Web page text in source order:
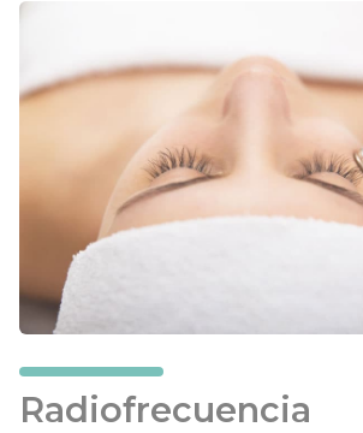
la piel. También permite reducir las
en la frente, alrededor de los ojos y en
y ayudar a disminuir la apariencia de
cuello y levantar las cejas caídas.
En Clínica Médica Vega disponemos de
experiencia enrejuvenecimiento facial
efectos de la proteína duran varios
recomendable
resultados.
Radiofrecuencia